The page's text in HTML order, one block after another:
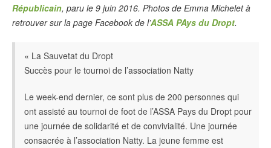
Contact
Républicain, paru le 9 juin 2016. Photos de Emma Michelet à
retrouver sur la page Facebook de l’ASSA PAys du Dropt.
« La Sauvetat du Dropt
Succès pour le tournoi de l’association Natty
Le week-end dernier, ce sont plus de 200 personnes qui
ont assisté au tournoi de foot de l’ASSA Pays du Dropt pour
une journée de solidarité et de convivialité. Une journée
consacrée à l’association Natty. La jeune femme est